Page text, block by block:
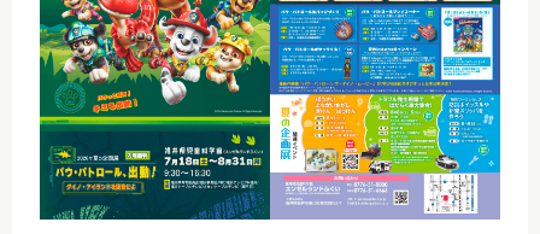
体験
モデルコース
東尋坊・雄島～三国湊コース
丸岡城～永平寺コース
イベント